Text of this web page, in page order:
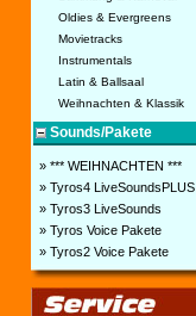
Oldies & Evergreens
Movietracks
Instrumentals
Latin & Ballsaal
Weihnachten & Klassik
Sounds/Pakete
» *** WEIHNACHTEN ***
» Tyros4 LiveSoundsPLUS
» Tyros3 LiveSounds
» Tyros Voice Pakete
» Tyros2 Voice Pakete